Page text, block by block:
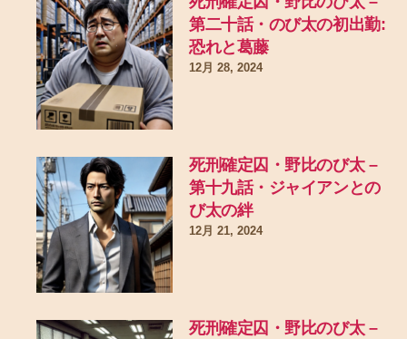
第二十話・のび太の初出勤:
恐れと葛藤
12月 28, 2024
死刑確定囚・野比のび太 –
第十九話・ジャイアンとの
び太の絆
12月 21, 2024
死刑確定囚・野比のび太 –